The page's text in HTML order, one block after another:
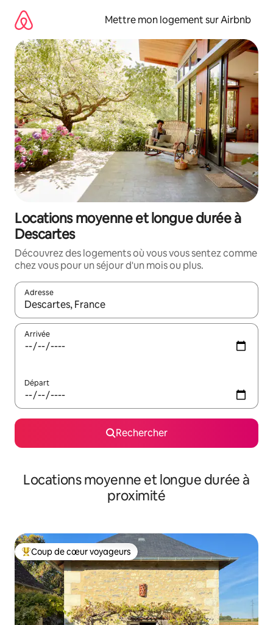
directement
contenu
Mettre mon logement sur Airbnb
Locations moyenne et longue durée à
Descartes
Découvrez des logements où vous vous sentez comme
chez vous pour un séjour d'un mois ou plus.
Adresse
Lorsque les résultats s'affichent, utilisez les flèches vers le
Arrivée
Départ
Rechercher
Locations moyenne et longue durée à
proximité
Coups de cœur voyageurs les plus appréciés
Coup de cœur voyageurs